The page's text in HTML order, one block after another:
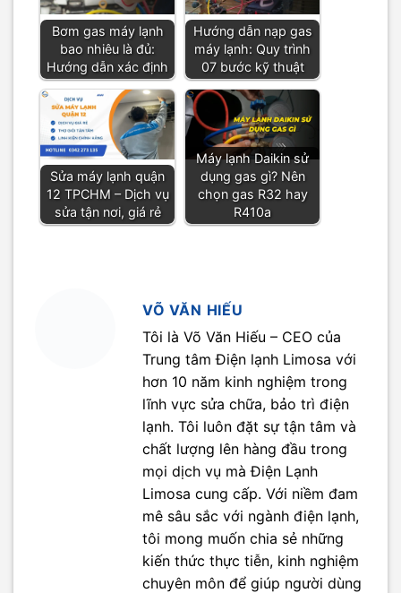
Bơm gas máy lạnh
bao nhiêu là đủ:
Hướng dẫn xác định
Hướng dẫn nạp gas
máy lạnh: Quy trình
07 bước kỹ thuật
Sửa máy lạnh quận
12 TPCHM – Dịch vụ
sửa tận nơi, giá rẻ
Máy lạnh Daikin sử
dụng gas gì? Nên
chọn gas R32 hay
R410a
VÕ VĂN HIẾU
Tôi là Võ Văn Hiếu – CEO của
Trung tâm Điện lạnh Limosa với
hơn 10 năm kinh nghiệm trong
lĩnh vực sửa chữa, bảo trì điện
lạnh. Tôi luôn đặt sự tận tâm và
chất lượng lên hàng đầu trong
mọi dịch vụ mà Điện Lạnh
Limosa cung cấp. Với niềm đam
mê sâu sắc với ngành điện lạnh,
tôi mong muốn chia sẻ những
kiến thức thực tiễn, kinh nghiệm
chuyên môn để giúp người dùng